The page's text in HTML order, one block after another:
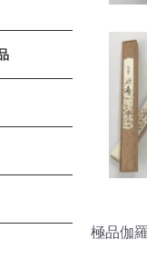
ド
極品伽